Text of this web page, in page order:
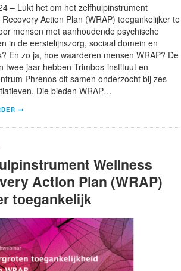
– Lukt het om het zelfhulpinstrument
Action Plan (WRAP) toegankelijker te
mensen met aanhoudende psychische
in de eerstelijnszorg, sociaal domein en
En zo ja, hoe waarderen mensen WRAP? De
twee jaar hebben Trimbos-instituut en
Phrenos dit samen onderzocht bij zes
Die bieden WRAP…
Wellness
Action Plan (WRAP)
toegankelijk